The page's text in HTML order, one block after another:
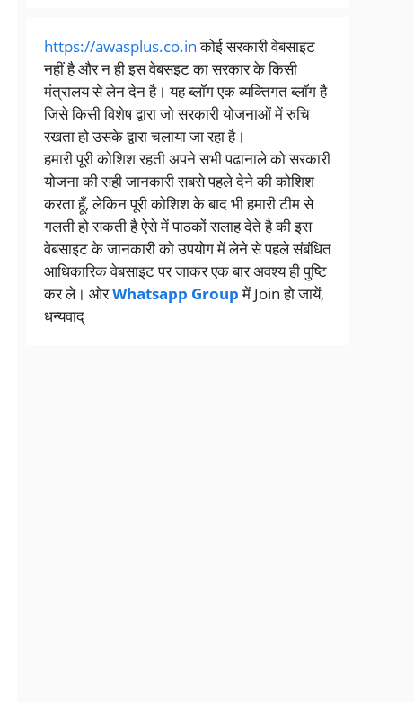
https://awasplus.co.inकोई सरकारी वेबसाइट
नहीं है और न ही इस वेबसइट का सरकार के किसी
मंत्रालय से लेन देन है। यह ब्लॉग एक व्यक्तिगत ब्लॉग है
जिसे किसी विशेष द्वारा जो सरकारी योजनाओं में रुचि
रखता हो उसके द्वारा चलाया जा रहा है।
हमारी पूरी कोशिश रहती अपने सभी पढानाले को सरकारी
योजना की सही जानकारी सबसे पहले देने की कोशिश
करता हूँ, लेकिन पूरी कोशिश के बाद भी हमारी टीम से
गलती हो सकती है ऐसे में पाठकों सलाह देते है की इस
वेबसाइट के जानकारी को उपयोग में लेने से पहले संबंधित
आधिकारिक वेबसाइट पर जाकर एक बार अवश्य ही पुष्टि
कर ले। ओरWhatsapp Groupमें Join हो जायें,
धन्यवाद्